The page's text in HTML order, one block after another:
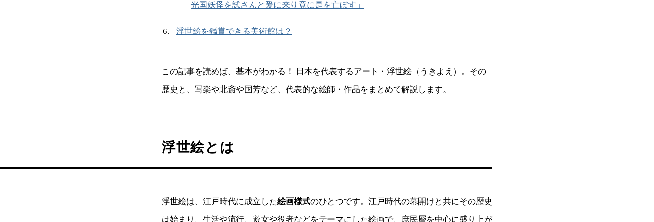
光国妖怪を試さんと爰に来り竟に是を亡ぼす」
浮世絵を鑑賞できる美術館は？
この記事を読めば、基本がわかる！ 日本を代表するアート・浮世絵（うきよえ）。その
歴史と、写楽や北斎や国芳など、代表的な絵師・作品をまとめて解説します。
浮世絵とは
浮世絵は、江戸時代に成立した絵画様式のひとつです。江戸時代の幕開けと共にその歴史
は始まり、生活や流行、遊女や役者などをテーマにした絵画で、庶民層を中心に盛り上が